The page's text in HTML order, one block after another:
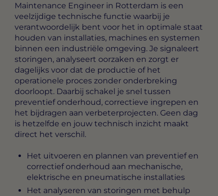
Maintenance Engineer in Rotterdam is een
veelzijdige technische functie waarbij je
verantwoordelijk bent voor het in optimale staat
houden van installaties, machines en systemen
binnen een industriële omgeving. Je signaleert
storingen, analyseert oorzaken en zorgt er
dagelijks voor dat de productie of het
operationele proces zonder onderbreking
doorloopt. Daarbij schakel je snel tussen
preventief onderhoud, correctieve ingrepen en
het bijdragen aan verbeterprojecten. Geen dag
is hetzelfde en jouw technisch inzicht maakt
direct het verschil.
Het uitvoeren en plannen van preventief en
correctief onderhoud aan mechanische,
elektrische en pneumatische installaties
Het analyseren van storingen met behulp